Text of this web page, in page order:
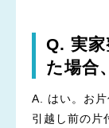
Q. 実
た場合
A. はい。お片
引越し前の片